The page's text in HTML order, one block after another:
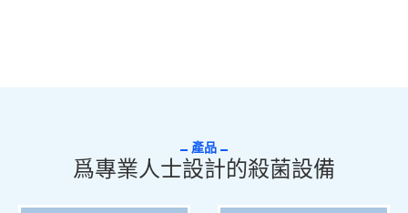
產品
爲專業人士設計的殺菌設備